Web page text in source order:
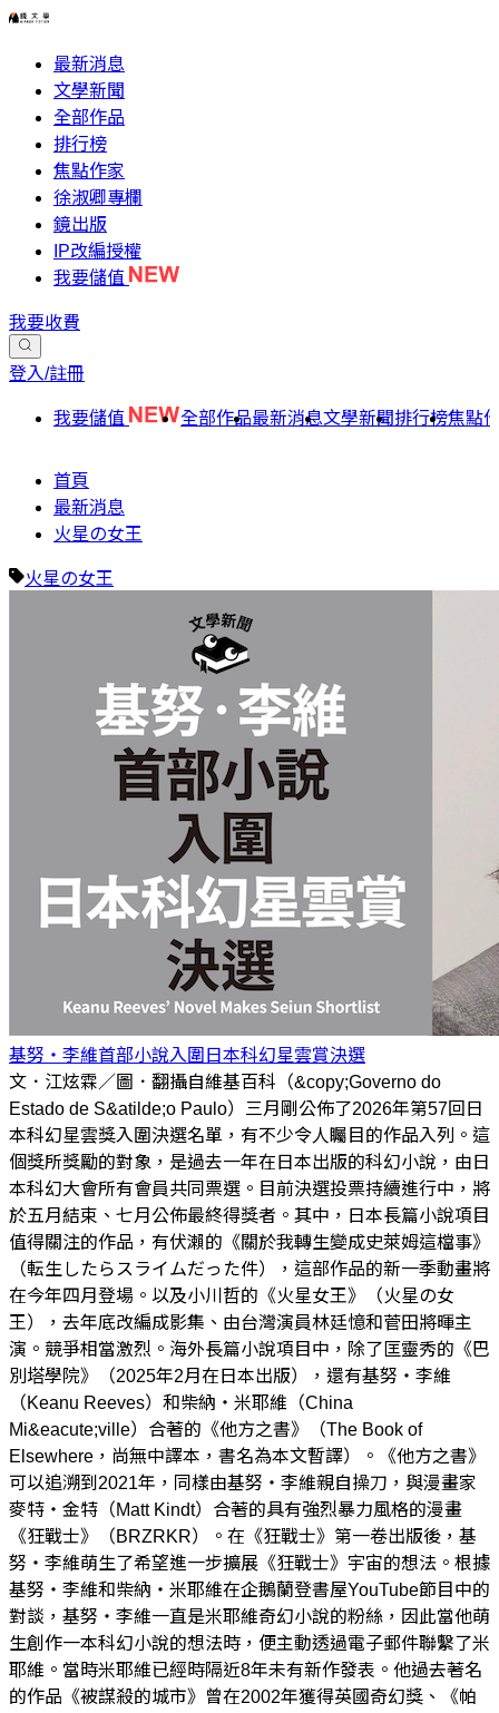
最新消息
文學新聞
全部作品
排行榜
焦點作家
徐淑卿專欄
鏡出版
IP改編授權
我要儲值
我要收費
登入/註冊
我要儲值 全部作品最新消息文學新聞排行榜焦點
首頁
最新消息
火星の女王
火星の女王
基努‧李維首部小說入圍日本科幻星雲賞決選
文．江炫霖／圖．翻攝自維基百科（&copy;Governo do
Estado de S&atilde;o Paulo）三月剛公佈了2026年第57回日
本科幻星雲獎入圍決選名單，有不少令人矚目的作品入列。這
個獎所獎勵的對象，是過去一年在日本出版的科幻小說，由日
本科幻大會所有會員共同票選。目前決選投票持續進行中，將
於五月結束、七月公佈最終得獎者。其中，日本長篇小說項目
值得關注的作品，有伏瀨的《關於我轉生變成史萊姆這檔事》
（転生したらスライムだった件），這部作品的新一季動畫將
在今年四月登場。以及小川哲的《火星女王》（火星の女
王），去年底改編成影集、由台灣演員林廷憶和菅田將暉主
演。競爭相當激烈。海外長篇小說項目中，除了匡靈秀的《巴
別塔學院》（2025年2月在日本出版），還有基努‧李維
（Keanu Reeves）和柴納‧米耶維（China
Mi&eacute;ville）合著的《他方之書》（The Book of
Elsewhere，尚無中譯本，書名為本文暫譯）。《他方之書》
可以追溯到2021年，同樣由基努‧李維親自操刀，與漫畫家
麥特‧金特（Matt Kindt）合著的具有強烈暴力風格的漫畫
《狂戰士》（BRZRKR）。在《狂戰士》第一卷出版後，基
努‧李維萌生了希望進一步擴展《狂戰士》宇宙的想法。根據
基努‧李維和柴納‧米耶維在企鵝蘭登書屋YouTube節目中的
對談，基努‧李維一直是米耶維奇幻小說的粉絲，因此當他萌
生創作一本科幻小說的想法時，便主動透過電子郵件聯繫了米
耶維。當時米耶維已經時隔近8年未有新作發表。他過去著名
的作品《被謀殺的城市》曾在2002年獲得英國奇幻獎、《帕